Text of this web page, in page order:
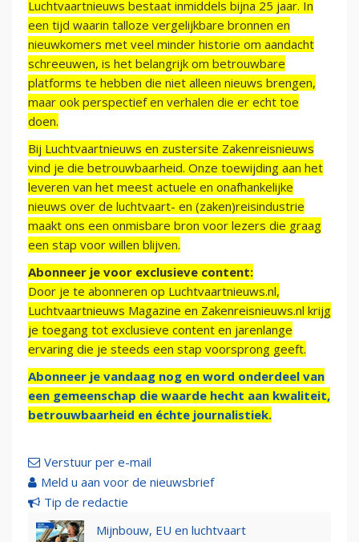
Luchtvaartnieuws bestaat inmiddels bijna 25 jaar. In
een tijd waarin talloze vergelijkbare bronnen en
nieuwkomers met veel minder historie om aandacht
schreeuwen, is het belangrijk om betrouwbare
platforms te hebben die niet alleen nieuws brengen,
maar ook perspectief en verhalen die er echt toe
doen.
Bij Luchtvaartnieuws en zustersite Zakenreisnieuws
vind je die betrouwbaarheid. Onze toewijding aan het
leveren van het meest actuele en onafhankelijke
nieuws over de luchtvaart- en (zaken)reisindustrie
maakt ons een onmisbare bron voor lezers die graag
een stap voor willen blijven.
Abonneer je voor exclusieve content:
Door je te abonneren op Luchtvaartnieuws.nl,
Luchtvaartnieuws Magazine en Zakenreisnieuws.nl krijg
je toegang tot exclusieve content en jarenlange
ervaring die je steeds een stap voorsprong geeft.
Abonneer je vandaag nog en word onderdeel van
een gemeenschap die waarde hecht aan kwaliteit,
betrouwbaarheid en échte journalistiek.
Verstuur per e-mail
Meld u aan voor de nieuwsbrief
Tip de redactie
Mijnbouw, EU en luchtvaart